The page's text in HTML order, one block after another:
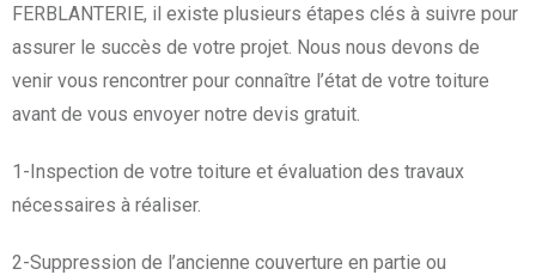
FERBLANTERIE, il existe plusieurs étapes clés à suivre pour
assurer le succès de votre projet. Nous nous devons de
venir vous rencontrer pour connaître l’état de votre toiture
avant de vous envoyer notre devis gratuit.
1-Inspection de votre toiture et évaluation des travaux
nécessaires à réaliser.
2-Suppression de l’ancienne couverture en partie ou